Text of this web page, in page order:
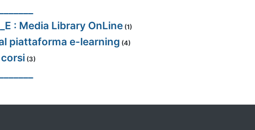
: Media Library OnLine(1)
piattaforma e-learning (4)
(3)